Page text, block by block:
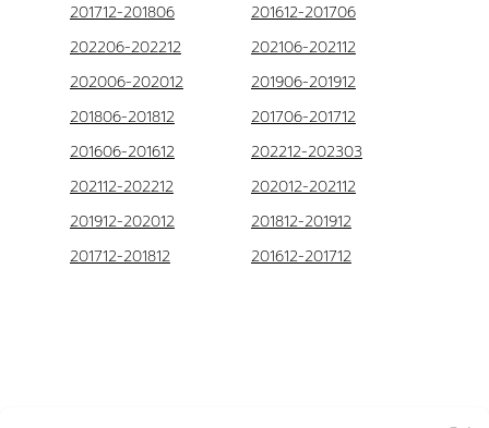
201712-201806
201612-201706
202206-202212
202106-202112
202006-202012
201906-201912
201806-201812
201706-201712
201606-201612
202212-202303
202112-202212
202012-202112
201912-202012
201812-201912
201712-201812
201612-201712